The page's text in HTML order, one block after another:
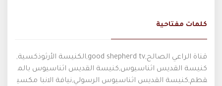
كلمات مفتاحية
قناة الراعي الصالح,good shepherd tv,الكنيسة الأرثوذكسية,
كنيسة القديس اثناسيوس,كنيسة القديس اثناسيوس بالم
قطم,كنيسة القديس اثناسيوس الرسولي,نيافة الانبا مكسي